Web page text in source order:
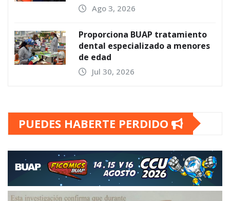
Ago 3, 2026
Proporciona BUAP tratamiento
dental especializado a menores
de edad
Jul 30, 2026
PUEDES HABERTE PERDIDO